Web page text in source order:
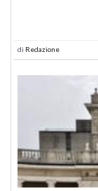
di Redazione